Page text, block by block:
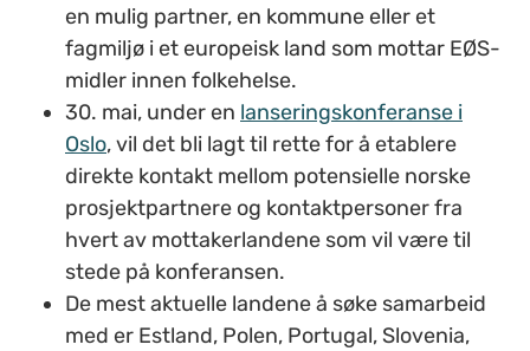
en mulig partner, en kommune eller et
fagmiljø i et europeisk land som mottar EØS-
midler innen folkehelse.
30. mai, under en lanseringskonferanse i
Oslo, vil det bli lagt til rette for å etablere
direkte kontakt mellom potensielle norske
prosjektpartnere og kontaktpersoner fra
hvert av mottakerlandene som vil være til
stede på konferansen.
De mest aktuelle landene å søke samarbeid
med er Estland, Polen, Portugal, Slovenia,